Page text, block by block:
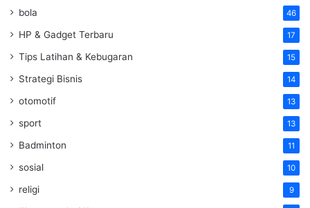
bola 46
HP & Gadget Terbaru 17
Tips Latihan & Kebugaran 15
Strategi Bisnis 14
otomotif 13
sport 13
Badminton 11
sosial 10
religi 9